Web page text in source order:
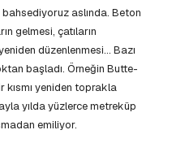
aslında. Beton
gelmesi, çatıların
düzenlenmesi… Bazı
başladı. Örneğin Butte-
kısmı yeniden toprakla
yılda yüzlerce metreküp
emiliyor.